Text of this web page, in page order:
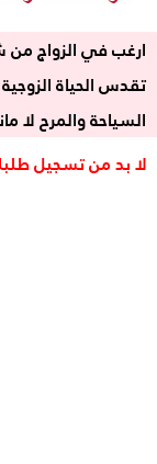
تقدس الحياة
السياحة والمرح لا
لا بد من تسجيل